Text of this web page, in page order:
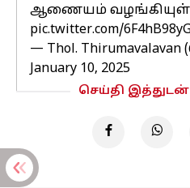
ஆணையம்
pic.twitter.com/
— Thol. Thirumavalavan
January 10, 2025
செய்தி இத்துடன்